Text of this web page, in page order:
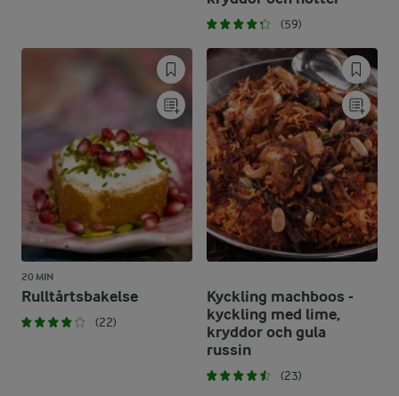
(59)
20 MIN
Rulltårtsbakelse
(22)
Kyckling machboos -
kyckling med lime,
kryddor och gula
russin
(23)